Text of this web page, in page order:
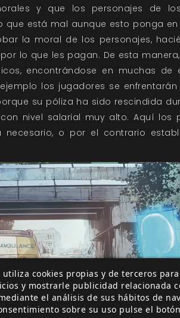
y que los personajes de
que está mal aunque esto ponga
la moral de los personajes,
lo que les pagan. De esta
encontrándose en muchas de
los jugadores se
su póliza ha sido rescindida
nivel salarial muy alto. Aquí los
o por el contrario
utiliza cookies propias y de terceros
y mostrarle publicidad relacionada
el análisis de sus hábitos de
sobre su uso pulse el